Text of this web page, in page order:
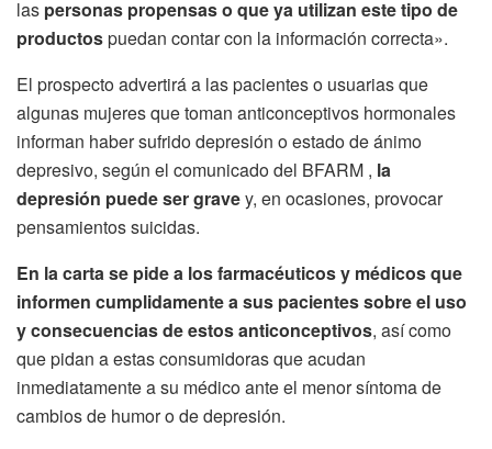
las personas propensas o que ya utilizan este tipo de
productospuedan contar con la información correcta».
El prospecto advertirá a las pacientes o usuarias que
algunas mujeres que toman anticonceptivos hormonales
informan haber sufrido depresión o estado de ánimo
depresivo, según el comunicado del BFARM , la
depresión puede ser gravey, en ocasiones, provocar
pensamientos suicidas.
En la carta se pide a los farmacéuticos y médicos que
informen cumplidamente a sus pacientes sobre el uso
y consecuencias de estos anticonceptivos, así como
que pidan a estas consumidoras que acudan
inmediatamente a su médico ante el menor síntoma de
cambios de humor o de depresión.